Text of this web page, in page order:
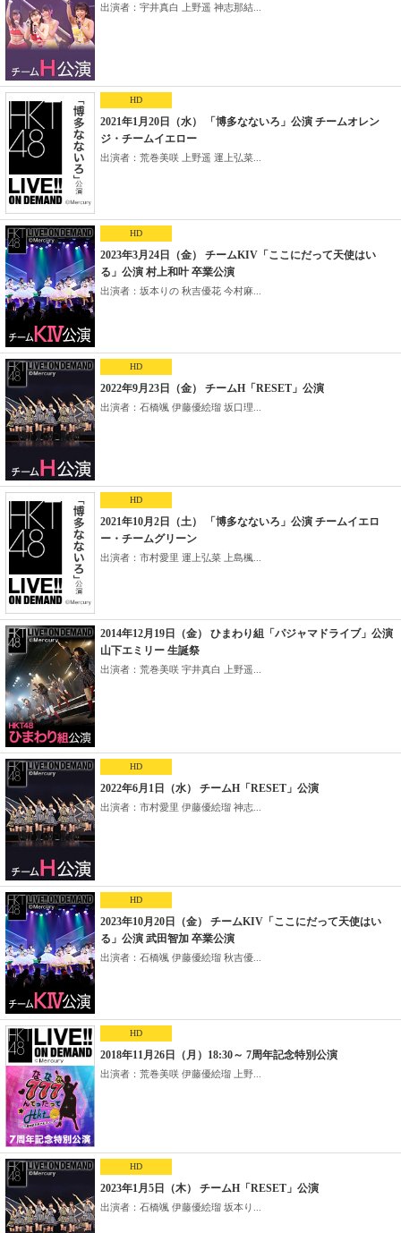
出演者：宇井真白 上野遥 神志那結...
HD
2021年1月20日（水） 「博多なないろ」公演 チームオレン
ジ・チームイエロー
出演者：荒巻美咲 上野遥 運上弘菜...
HD
2023年3月24日（金） チームKIV「ここにだって天使はい
る」公演 村上和叶 卒業公演
出演者：坂本りの 秋吉優花 今村麻...
HD
2022年9月23日（金） チームH「RESET」公演
出演者：石橋颯 伊藤優絵瑠 坂口理...
HD
2021年10月2日（土） 「博多なないろ」公演 チームイエロ
ー・チームグリーン
出演者：市村愛里 運上弘菜 上島楓...
2014年12月19日（金） ひまわり組「パジャマドライブ」公演
山下エミリー 生誕祭
出演者：荒巻美咲 宇井真白 上野遥...
HD
2022年6月1日（水） チームH「RESET」公演
出演者：市村愛里 伊藤優絵瑠 神志...
HD
2023年10月20日（金） チームKIV「ここにだって天使はい
る」公演 武田智加 卒業公演
出演者：石橋颯 伊藤優絵瑠 秋吉優...
HD
2018年11月26日（月）18:30～ 7周年記念特別公演
出演者：荒巻美咲 伊藤優絵瑠 上野...
HD
2023年1月5日（木） チームH「RESET」公演
出演者：石橋颯 伊藤優絵瑠 坂本り...